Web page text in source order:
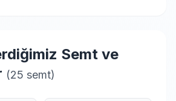
Semt ve
(25 semt)